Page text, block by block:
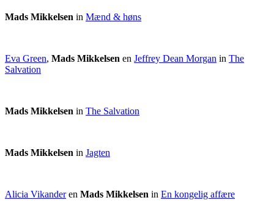
Mads Mikkelsen in Mænd & høns
Eva Green, Mads Mikkelsen en Jeffrey Dean Morgan in The
Salvation
Mads Mikkelsen in The Salvation
Mads Mikkelsen in Jagten
Alicia Vikanderen Mads Mikkelsen in En kongelig affære